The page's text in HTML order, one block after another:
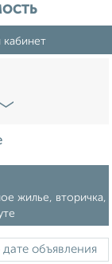
жилье, вторичка,